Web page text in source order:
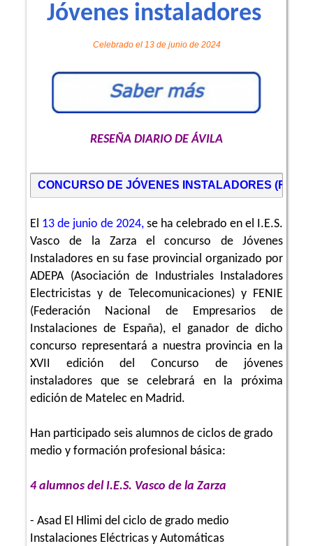
Jóvenes instaladores
Celebrado el 13 de junio de 2024
RESEÑA DIARIO DE ÁVILA
CONCURSO DE JÓVENES INSTALADORES (FASE
El 13 de junio de 2024, se ha celebrado en el I.E.S.
Vasco de la Zarza el concurso de Jóvenes
Instaladores en su fase provincial organizado por
ADEPA (Asociación de Industriales Instaladores
Electricistas y de Telecomunicaciones) y FENIE
(Federación Nacional de Empresarios de
Instalaciones de España), el ganador de dicho
concurso representará a nuestra provincia en la
XVII edición del Concurso de jóvenes
instaladores que se celebrará en la próxima
edición de Matelec en Madrid.
Han participado seis alumnos de ciclos de grado
medio y formación profesional básica:
4 alumnos del I.E.S. Vasco de la Zarza
- Asad El Hlimi del ciclo de grado medio
Instalaciones Eléctricas y Automáticas